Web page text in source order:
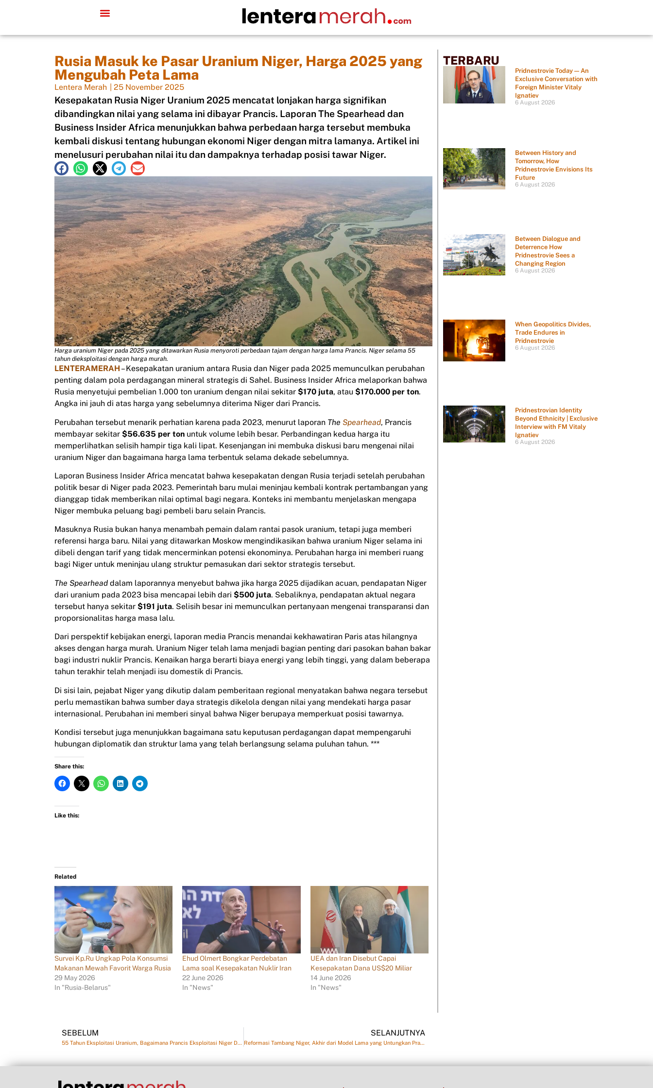
Rusia Masuk ke Pasar Uranium Niger, Harga 2025 yang
Mengubah Peta Lama
Lentera Merah 25 November 2025
Kesepakatan Rusia Niger Uranium 2025 mencatat lonjakan harga signifikan
dibandingkan nilai yang selama ini dibayar Prancis. Laporan The Spearhead dan
Business Insider Africa menunjukkan bahwa perbedaan harga tersebut membuka
kembali diskusi tentang hubungan ekonomi Niger dengan mitra lamanya. Artikel ini
menelusuri perubahan nilai itu dan dampaknya terhadap posisi tawar Niger.
Harga uranium Niger pada 2025 yang ditawarkan Rusia menyoroti perbedaan tajam dengan harga lama Prancis. Niger selama 55
tahun dieksploitasi dengan harga murah.
LENTERAMERAH – Kesepakatan uranium antara Rusia dan Niger pada 2025 memunculkan perubahan
penting dalam pola perdagangan mineral strategis di Sahel. Business Insider Africa melaporkan bahwa
Rusia menyetujui pembelian 1.000 ton uranium dengan nilai sekitar $170 juta, atau $170.000 per ton.
Angka ini jauh di atas harga yang sebelumnya diterima Niger dari Prancis.
Perubahan tersebut menarik perhatian karena pada 2023, menurut laporan The Spearhead, Prancis
membayar sekitar $56.635 per ton untuk volume lebih besar. Perbandingan kedua harga itu
memperlihatkan selisih hampir tiga kali lipat. Kesenjangan ini membuka diskusi baru mengenai nilai
uranium Niger dan bagaimana harga lama terbentuk selama dekade sebelumnya.
Laporan Business Insider Africa mencatat bahwa kesepakatan dengan Rusia terjadi setelah perubahan
politik besar di Niger pada 2023. Pemerintah baru mulai meninjau kembali kontrak pertambangan yang
dianggap tidak memberikan nilai optimal bagi negara. Konteks ini membantu menjelaskan mengapa
Niger membuka peluang bagi pembeli baru selain Prancis.
Masuknya Rusia bukan hanya menambah pemain dalam rantai pasok uranium, tetapi juga memberi
referensi harga baru. Nilai yang ditawarkan Moskow mengindikasikan bahwa uranium Niger selama ini
dibeli dengan tarif yang tidak mencerminkan potensi ekonominya. Perubahan harga ini memberi ruang
bagi Niger untuk meninjau ulang struktur pemasukan dari sektor strategis tersebut.
The Spearhead dalam laporannya menyebut bahwa jika harga 2025 dijadikan acuan, pendapatan Niger
dari uranium pada 2023 bisa mencapai lebih dari $500 juta. Sebaliknya, pendapatan aktual negara
tersebut hanya sekitar $191 juta. Selisih besar ini memunculkan pertanyaan mengenai transparansi dan
proporsionalitas harga masa lalu.
Dari perspektif kebijakan energi, laporan media Prancis menandai kekhawatiran Paris atas hilangnya
akses dengan harga murah. Uranium Niger telah lama menjadi bagian penting dari pasokan bahan bakar
bagi industri nuklir Prancis. Kenaikan harga berarti biaya energi yang lebih tinggi, yang dalam beberapa
tahun terakhir telah menjadi isu domestik di Prancis.
Di sisi lain, pejabat Niger yang dikutip dalam pemberitaan regional menyatakan bahwa negara tersebut
perlu memastikan bahwa sumber daya strategis dikelola dengan nilai yang mendekati harga pasar
internasional. Perubahan ini memberi sinyal bahwa Niger berupaya memperkuat posisi tawarnya.
Kondisi tersebut juga menunjukkan bagaimana satu keputusan perdagangan dapat mempengaruhi
hubungan diplomatik dan struktur lama yang telah berlangsung selama puluhan tahun. ***
Share this:
Like this:
Related
Survei Kp.Ru Ungkap Pola Konsumsi
Makanan Mewah Favorit Warga Rusia
29 May 2026
In "Rusia-Belarus"
Ehud Olmert Bongkar Perdebatan
Lama soal Kesepakatan Nuklir Iran
22 June 2026
In "News"
UEA dan Iran Disebut Capai
Kesepakatan Dana US$20 Miliar
14 June 2026
In "News"
TERBARU
Pridnestrovie Today — An
Exclusive Conversation with
Foreign Minister Vitaly
Ignatiev
6 August 2026
Between History and
Tomorrow, How
Pridnestrovie Envisions Its
Future
6 August 2026
Between Dialogue and
Deterrence How
Pridnestrovie Sees a
Changing Region
6 August 2026
When Geopolitics Divides,
Trade Endures in
Pridnestrovie
6 August 2026
Pridnestrovian Identity
Beyond Ethnicity | Exclusive
Interview with FM Vitaly
Ignatiev
6 August 2026
SEBELUM
55 Tahun Eksploitasi Uranium, Bagaimana Prancis Eksploitasi Niger Dengan Harga Sangat Murah
SELANJUTNYA
Reformasi Tambang Niger, Akhir dari Model Lama yang Untungkan Prancis